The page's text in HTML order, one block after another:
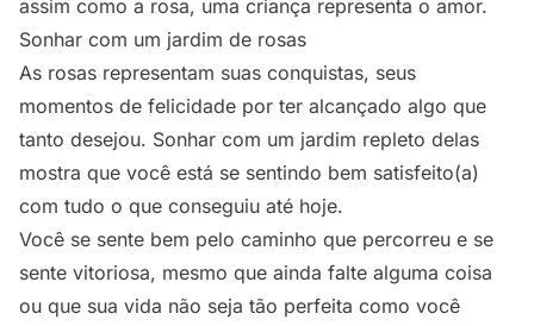
assim como a rosa, uma criança representa o amor.
Sonhar com um jardim de rosas
As rosas representam suas conquistas, seus
momentos de felicidade por ter alcançado algo que
tanto desejou. Sonhar com um jardim repleto delas
mostra que você está se sentindo bem satisfeito(a)
com tudo o que conseguiu até hoje.
Você se sente bem pelo caminho que percorreu e se
sente vitoriosa, mesmo que ainda falte alguma coisa
ou que sua vida não seja tão perfeita como você